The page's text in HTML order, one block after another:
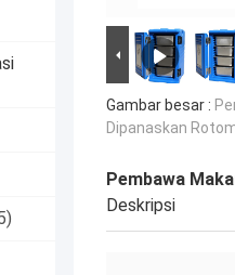
Gambar besar :
Dipanaskan
Pembawa
Deskripsi